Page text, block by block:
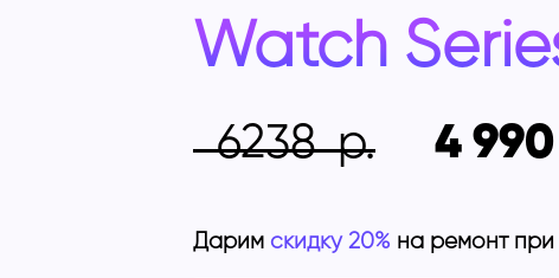
Watch
6238 4 990
Дарим скидку 20% на ремонт